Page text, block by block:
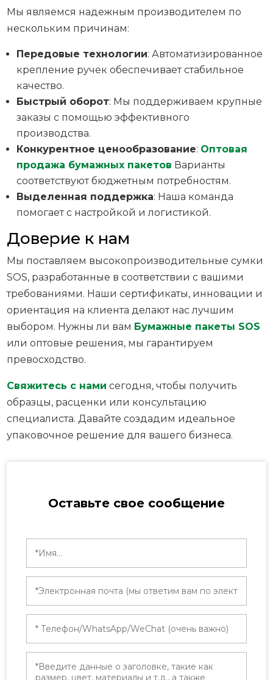
Мы являемся надежным производителем по
нескольким причинам:
Передовые технологии: Автоматизированное
крепление ручек обеспечивает стабильное
качество.
Быстрый оборот: Мы поддерживаем крупные
заказы с помощью эффективного
производства.
Конкурентное ценообразование: Оптовая
продажа бумажных пакетов Варианты
соответствуют бюджетным потребностям.
Выделенная поддержка: Наша команда
помогает с настройкой и логистикой.
Доверие к нам
Мы поставляем высокопроизводительные сумки
SOS, разработанные в соответствии с вашими
требованиями. Наши сертификаты, инновации и
ориентация на клиента делают нас лучшим
выбором. Нужны ли вам Бумажные пакеты SOS
или оптовые решения, мы гарантируем
превосходство.
Свяжитесь с нами сегодня, чтобы получить
образцы, расценки или консультацию
специалиста. Давайте создадим идеальное
упаковочное решение для вашего бизнеса.
Оставьте свое сообщение